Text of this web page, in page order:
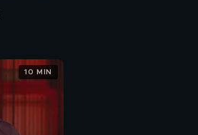
10 MIN